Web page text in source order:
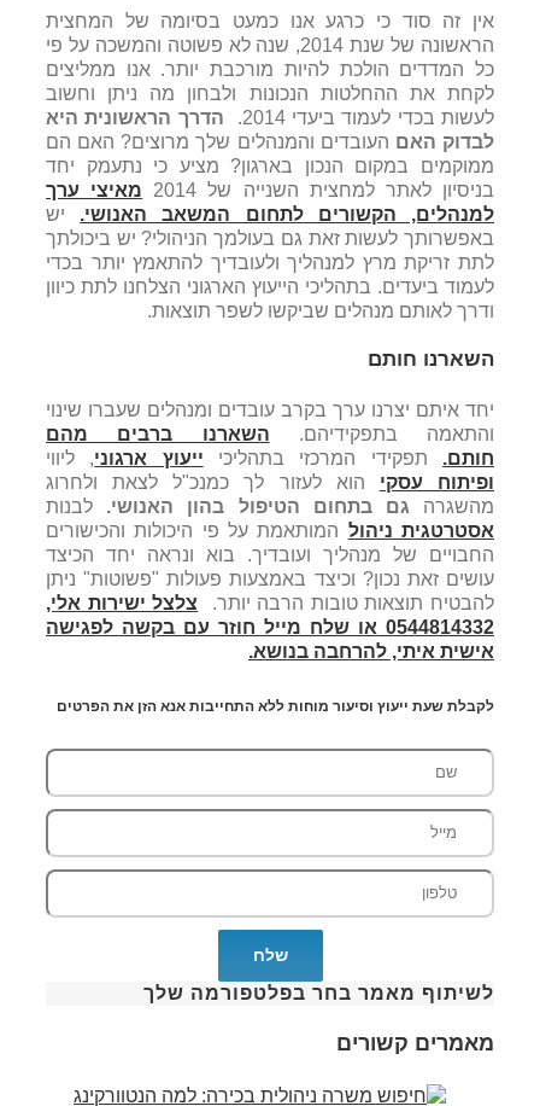
אין זה סוד כי כרגע אנו כמעט בסיומה של המחצית
הראשונה של שנת 2014, שנה לא פשוטה והמשכה על פי
כל המדדים הולכת להיות מורכבת יותר. אנו ממליצים
לקחת את ההחלטות הנכונות ולבחון מה ניתן וחשוב
לעשות בכדי לעמוד ביעדי 2014.
הדרך הראשונית היא
לבדוק האם העובדים והמנהלים שלך מרוצים? האם הם
ממוקמים במקום הנכון בארגון? מציע כי נתעמק יחד
בניסיון לאתר למחצית השנייה של 2014
מאיצי ערך
למנהלים, הקשורים לתחום המשאב האנושי. יש
באפשרותך לעשות זאת גם בעולמך הניהולי? יש ביכולתך
לתת זריקת מרץ למנהליך ולעובדיך להתאמץ יותר בכדי
לעמוד ביעדים. בתהליכי הייעוץ הארגוני הצלחנו לתת כיוון
ודרך לאותם מנהלים שביקשו לשפר תוצאות.
השארנו חותם
יחד איתם יצרנו ערך בקרב עובדים ומנהלים שעברו שינוי
והתאמה בתפקידיהם. השארנו ברבים מהם
חותם. תפקידי המרכזי בתהליכי ייעוץ ארגוני, ליווי
ופיתוח עסקי הוא לעזור לך כמנכ"ל לצאת ולחרוג
מהשגרה גם בתחום הטיפול בהון האנושי. לבנות
אסטרטגית ניהול המותאמת על פי היכולות והכישורים
החבויים של מנהליך ועובדיך. בוא ונראה יחד הכיצד
עושים זאת נכון? וכיצד באמצעות פעולות "פשוטות" ניתן
להבטיח תוצאות טובות הרבה יותר. צלצל ישירות אלי,
0544814332 או שלח מייל חוזר עם בקשה לפגישה
אישית איתי, להרחבה בנושא.
לקבלת שעת ייעוץ וסיעור מוחות ללא התחייבות אנא הזן את הפרטים
לשיתוף מאמר בחר בפלטפורמה שלך
מאמרים קשורים